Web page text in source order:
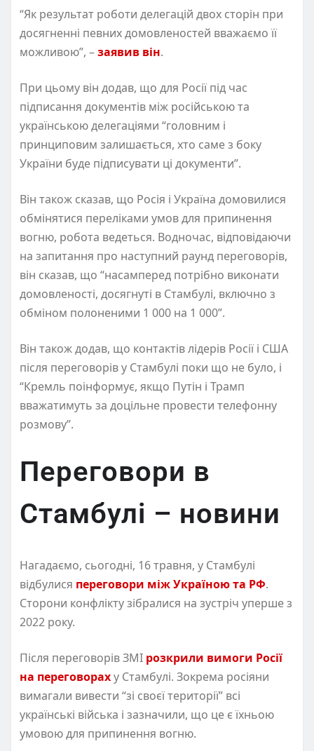
“Як результат роботи делегацій двох сторін при
досягненні певних домовленостей вважаємо її
можливою”, –заявив він.
При цьому він додав, що для Росії під час
підписання документів між російською та
українською делегаціями “головним і
принциповим залишається, хто саме з боку
України буде підписувати ці документи”.
Він також сказав, що Росія і Україна домовилися
обмінятися переліками умов для припинення
вогню, робота ведеться. Водночас, відповідаючи
на запитання про наступний раунд переговорів,
він сказав, що “насамперед потрібно виконати
домовленості, досягнуті в Стамбулі, включно з
обміном полоненими 1 000 на 1 000”.
Він також додав, що контактів лідерів Росії і США
після переговорів у Стамбулі поки що не було, і
“Кремль поінформує, якщо Путін і Трамп
вважатимуть за доцільне провести телефонну
розмову”.
Переговори в
Стамбулі – новини
Нагадаємо, сьогодні, 16 травня, у Стамбулі
відбулися переговори між Україною та РФ.
Сторони конфлікту зібралися на зустріч уперше з
2022 року.
Після переговорів ЗМІ розкрили вимоги Росії
на переговораху Стамбулі. Зокрема росіяни
вимагали вивести “зі своєї території” всі
українські війська і зазначили, що це є їхньою
умовою для припинення вогню.